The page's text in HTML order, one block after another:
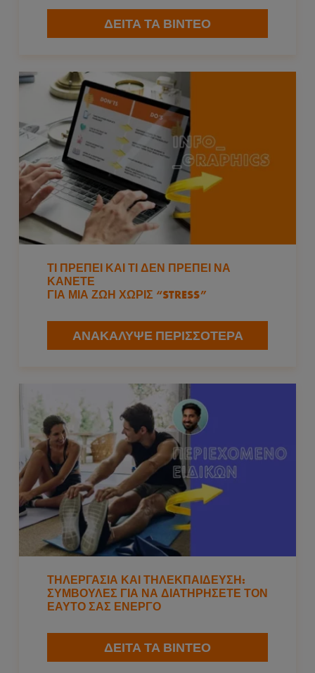
ΔΕΙΤΑ ΤΑ ΒΙΝΤΕΟ
ΤΙ ΠΡΈΠΕΙ ΚΑΙ ΤΙ ΔΕΝ ΠΡΈΠΕΙ ΝΑ
ΚΆΝΕΤΕ
ΓΙΑ ΜΙΑ ΖΩΉ ΧΩΡΊΣ “STRESS”
ΑΝΑΚΆΛΥΨΕ ΠΕΡΙΣΣΌΤΕΡΑ
ΤΗΛΕΡΓΑΣΊΑ ΚΑΙ ΤΗΛΕΚΠΑΊΔΕΥΣΗ:
ΣΥΜΒΟΥΛΈΣ ΓΙΑ ΝΑ ΔΙΑΤΗΡΉΣΕΤΕ ΤΟΝ
ΕΑΥΤΌ ΣΑΣ ΕΝΕΡΓΌ
ΔΕΙΤΑ ΤΑ ΒΙΝΤΕΟ